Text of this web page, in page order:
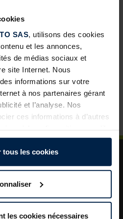
SAS , utilisons des cookies
et les annonces,
de médias sociaux et
site Internet. Nous
informations sur votre
à nos partenaires gérant
et l’analyse. Nos
ces informations à d’autres
de votre utilisation des
stocker des cookies sur votre
Pour tous les autres types de
de votre autorisation. Vous
tous les cookies
les cookies nécessaires
: une solution à forte
: un incontournable pour
de valorisation pour vos
jardin : un aménagement
et de rangement